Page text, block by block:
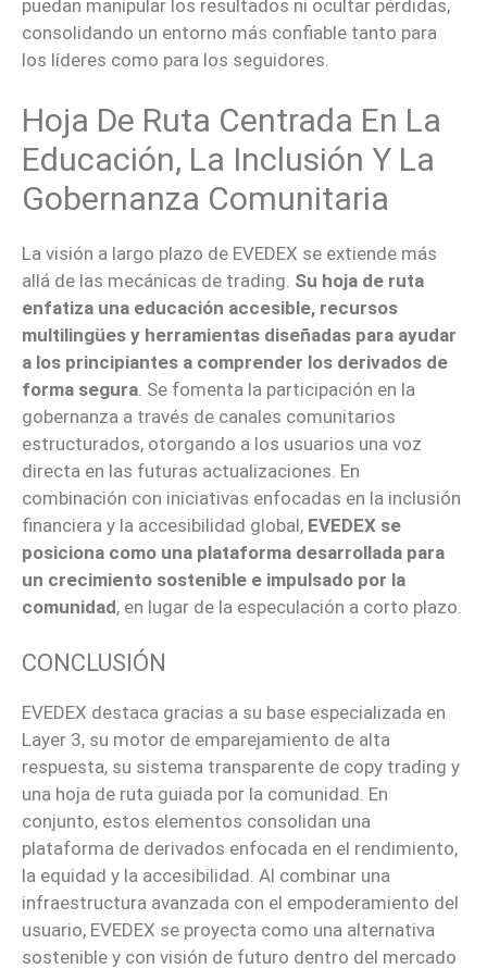
puedan manipular los resultados ni ocultar pérdidas,
consolidando un entorno más confiable tanto para
los líderes como para los seguidores.
Hoja De Ruta Centrada En La
Educación, La Inclusión Y La
Gobernanza Comunitaria
La visión a largo plazo de EVEDEX se extiende más
allá de las mecánicas de trading. Su hoja de ruta
enfatiza una educación accesible, recursos
multilingües y herramientas diseñadas para ayudar
a los principiantes a comprender los derivados de
forma segura. Se fomenta la participación en la
gobernanza a través de canales comunitarios
estructurados, otorgando a los usuarios una voz
directa en las futuras actualizaciones. En
combinación con iniciativas enfocadas en la inclusión
financiera y la accesibilidad global, EVEDEX se
posiciona como una plataforma desarrollada para
un crecimiento sostenible e impulsado por la
comunidad, en lugar de la especulación a corto plazo.
CONCLUSIÓN
EVEDEX destaca gracias a su base especializada en
Layer 3, su motor de emparejamiento de alta
respuesta, su sistema transparente de copy trading y
una hoja de ruta guiada por la comunidad. En
conjunto, estos elementos consolidan una
plataforma de derivados enfocada en el rendimiento,
la equidad y la accesibilidad. Al combinar una
infraestructura avanzada con el empoderamiento del
usuario, EVEDEX se proyecta como una alternativa
sostenible y con visión de futuro dentro del mercado